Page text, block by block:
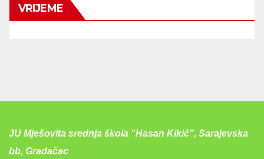
VRIJEME
JU Mješovita srednja škola “Hasan Kikić”, Sarajevska
bb, Gradačac